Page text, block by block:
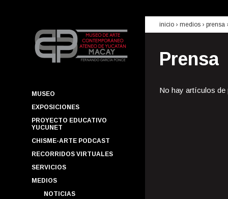
MUSEO
EXPOSICIONES
PROYECTO EDUCATIVO
YUCUNET
CHISME-ARTE PODCAST
RECORRIDOS VIRTUALES
SERVICIOS
MEDIOS
NOTICIAS
inicio › medios › prensa
Prensa
No hay artículos de